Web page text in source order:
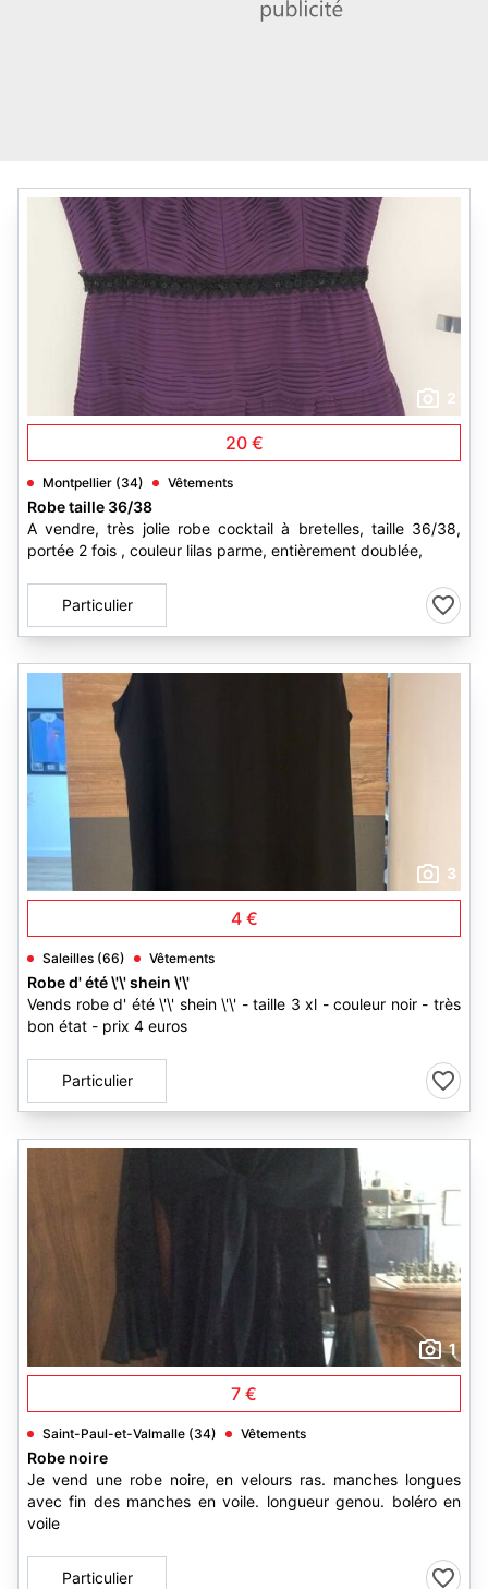
2
20 €
Montpellier (34) Vêtements
Robe taille 36/38
A vendre, très jolie robe cocktail à bretelles, taille 36/38,
portée 2 fois , couleur lilas parme, entièrement doublée,
Particulier
3
4 €
Saleilles (66) Vêtements
Robe d' été \'\' shein \'\'
Vends robe d' été \'\' shein \'\' - taille 3 xl - couleur noir - très
bon état - prix 4 euros
Particulier
1
7 €
Saint-Paul-et-Valmalle (34) Vêtements
Robe noire
Je vend une robe noire, en velours ras. manches longues
avec fin des manches en voile. longueur genou. boléro en
voile
Particulier